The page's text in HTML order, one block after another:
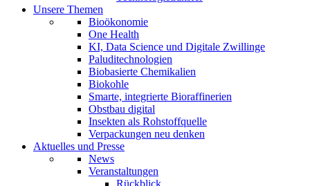
Unsere Themen
Bioökonomie
One Health
KI, Data Science und Digitale Zwillinge
Paluditechnologien
Biobasierte Chemikalien
Biokohle
Smarte, integrierte Bioraffinerien
Obstbau digital
Insekten als Rohstoffquelle
Verpackungen neu denken
Aktuelles und Presse
News
Veranstaltungen
Rückblick